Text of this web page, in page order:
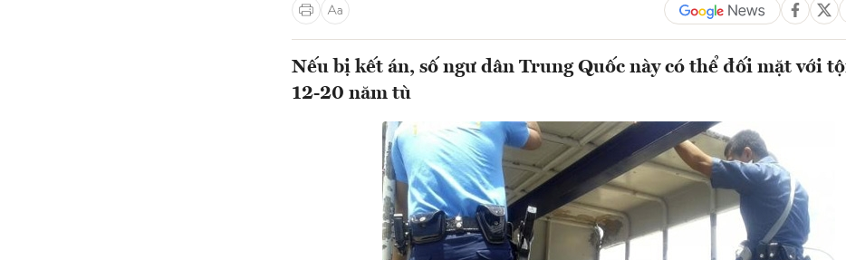
Nếu bị kết án, số ngư dân Trung Quốc này có thể đối mặt với
12-20 năm tù